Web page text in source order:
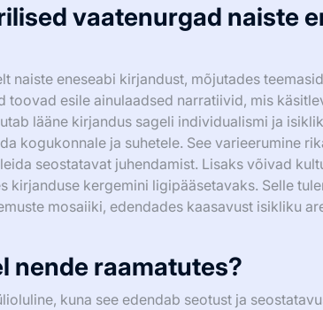
vaatenurgad naiste
naiste eneseabi kirjandust, mõjutades
toovad esile ainulaadsed narratiivid, mis
lääne kirjandus sageli individualismi ja
kogukonnale ja suhetele. See varieerumine
seostatavat juhendamist. Lisaks võivad
kirjanduse kergemini ligipääsetavaks. Selle
mosaiiki, edendades kaasavust isikliku
nende raamatutes?
kuna see edendab seotust ja